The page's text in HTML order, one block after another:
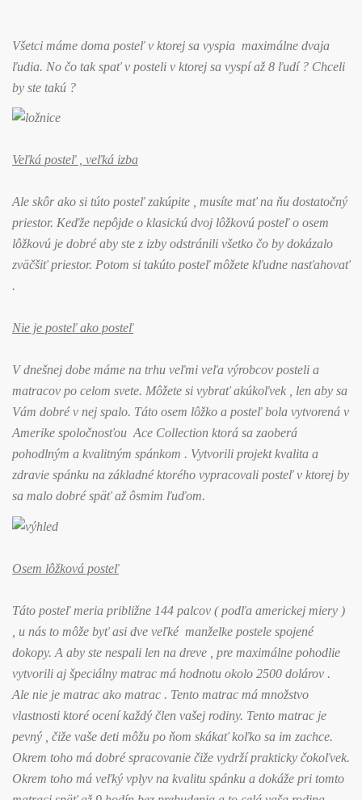
Všetci máme doma posteľ v ktorej sa vyspia maximálne dvaja
ľudia. No čo tak spať v posteli v ktorej sa vyspí až 8 ľudí ? Chceli
by ste takú ?
Veľká posteľ , veľká izba
Ale skôr ako si túto posteľ zakúpite , musíte mať na ňu dostatočný
priestor. Keďže nepôjde o klasickú dvoj lôžkovú posteľ o osem
lôžkovú je dobré aby ste z izby odstránili všetko čo by dokázalo
zväčšiť priestor. Potom si takúto posteľ môžete kľudne nasťahovať
.
Nie je posteľ ako posteľ
V dnešnej dobe máme na trhu veľmi veľa výrobcov posteli a
matracov po celom svete. Môžete si vybrať akúkoľvek , len aby sa
Vám dobré v nej spalo. Táto osem lôžko a posteľ bola vytvorená v
Amerike spoločnosťou Ace Collection ktorá sa zaoberá
pohodlným a kvalitným spánkom . Vytvorili projekt kvalita a
zdravie spánku na základné ktorého vypracovali posteľ v ktorej by
sa malo dobré späť až ôsmim ľuďom.
Osem lôžková posteľ
Táto posteľ meria približne 144 palcov ( podľa americkej miery )
, u nás to môže byť asi dve veľké manželke postele spojené
dokopy. A aby ste nespali len na dreve , pre maximálne pohodlie
vytvorili aj špeciálny matrac má hodnotu okolo 2500 dolárov .
Ale nie je matrac ako matrac . Tento matrac má množstvo
vlastnosti ktoré ocení každý člen vašej rodiny. Tento matrac je
pevný , čiže vaše deti môžu po ňom skákať koľko sa im zachce.
Okrem toho má dobré spracovanie čiže vydrží prakticky čokoľvek.
Okrem toho má veľký vplyv na kvalitu spánku a dokáže pri tomto